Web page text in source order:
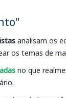
analisam os
os temas de
no que